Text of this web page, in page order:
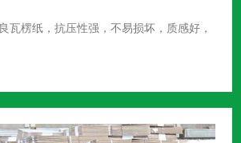
瓦楞纸，抗压性强，不易损坏，质感好，